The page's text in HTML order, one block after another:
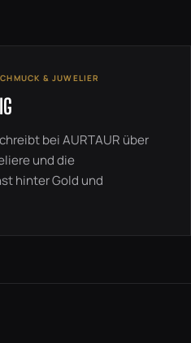
& JUWELIER
bei AURTAUR über
und die
hinter Gold und